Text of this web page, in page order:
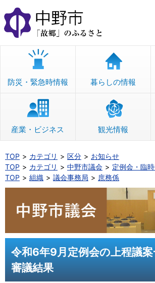
本
文
へ
移
防災・緊急時情報 暮らしの情報
産業・ビジネス 観光情報
TOP カテゴリ 区分
お知らせ
TOP
カテゴリ 中野市議会
定例会・臨
TOP
組織 議会事務局 庶務係
令和6年9月定例会の上程議
審議結果